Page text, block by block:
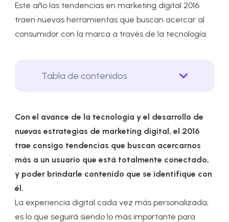
Este año las tendencias en marketing digital 2016
traen nuevas herramientas que buscan acercar al
consumidor con la marca a través de la tecnología.
Tabla de contenidos
Con el avance de la tecnología y el desarrollo de
nuevas estrategias de marketing digital, el 2016
trae consigo tendencias que buscan acercarnos
más a un usuario que está totalmente conectado,
y poder brindarle contenido que se identifique con
él.
La experiencia digital cada vez más personalizada,
es lo que seguirá siendo lo más importante para